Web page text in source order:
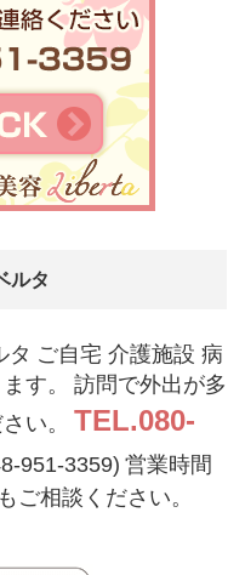
ルタ
タ ご自宅 介護施設 病
す。
訪問で外出が多
い。
TEL.080-
951-3359) 営業時間
ご相談ください。